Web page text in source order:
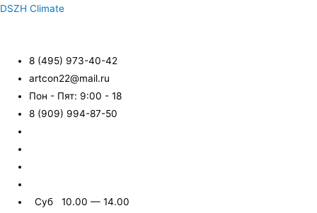
DSZH Climate
8 (495) 973-40-42
artcon22@mail.ru
Пон - Пят: 9:00 - 18
8 (909) 994-87-50
Суб 10.00 — 14.00